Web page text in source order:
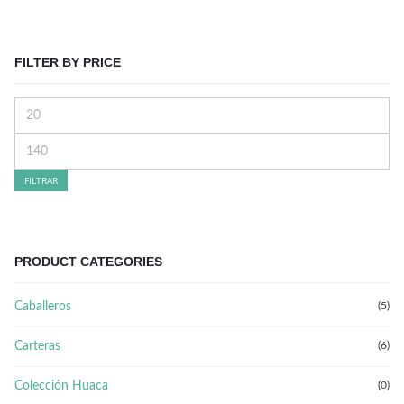
FILTER BY PRICE
FILTRAR
PRODUCT CATEGORIES
Caballeros (5)
Carteras (6)
Colección Huaca (0)